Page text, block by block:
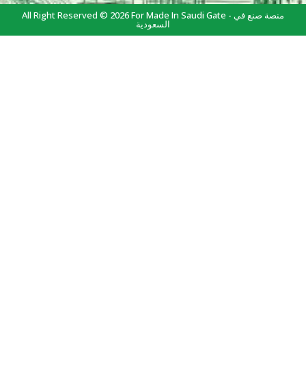
All Right Reserved © 2026 For Made In Saudi Gate - منصة صنع في
السعودية